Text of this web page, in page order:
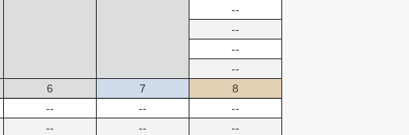
--
--
--
--
6
--
--
7
--
--
8
--
--